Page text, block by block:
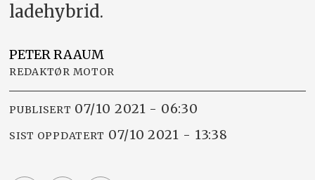
ladehybrid.
PETER RAAUM
REDAKTØR MOTOR
PUBLISERT 07/10 2021 - 06:30
SIST OPPDATERT 07/10 2021 - 13:38